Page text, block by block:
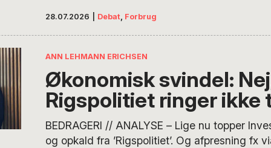
fastfood.
28.07.2026 Debat, Forbrug
ANN LEHMANN ERICHSEN
Økonomisk svindel:
Rigspolitiet ringer ikke
BEDRAGERI // ANALYSE – Lige nu topper
og opkald fra ’Rigspolitiet’. Og afpresning fx